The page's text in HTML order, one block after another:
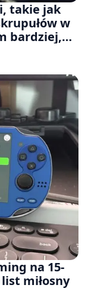
takie jak
w
bardziej,
na 15-
miłosny